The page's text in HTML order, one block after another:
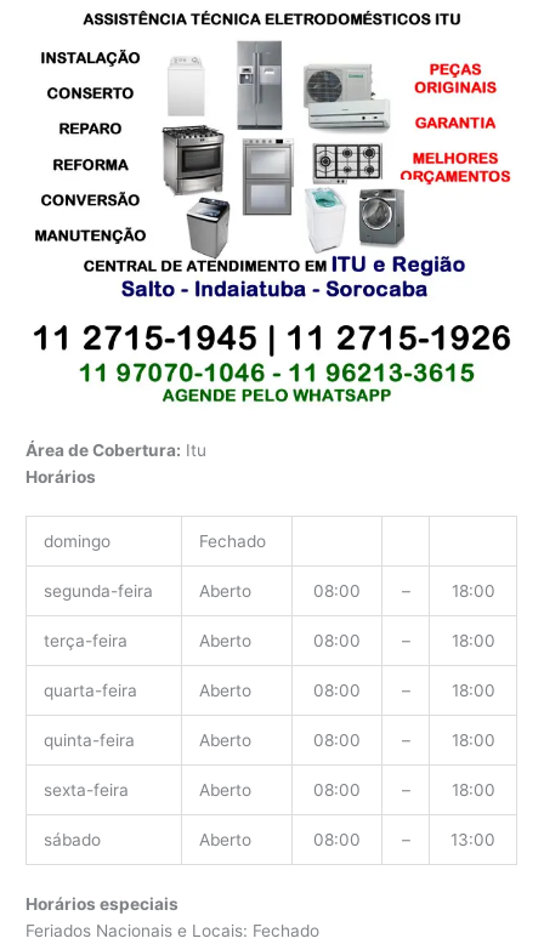
Área de Cobertura: Itu
Horários
domingo Fechado
segunda-feira Aberto 08:00 – 18:00
terça-feira Aberto 08:00 – 18:00
quarta-feira Aberto 08:00 – 18:00
quinta-feira Aberto 08:00 – 18:00
sexta-feira Aberto 08:00 – 18:00
sábado Aberto 08:00 – 13:00
Horários especiais
Feriados Nacionais e Locais: Fechado